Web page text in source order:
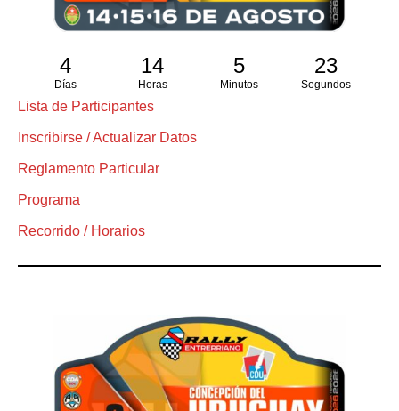
4
Días
14
Horas
5
Minutos
22
Segundos
Lista de Participantes
Inscribirse / Actualizar Datos
Reglamento Particular
Programa
Recorrido / Horarios